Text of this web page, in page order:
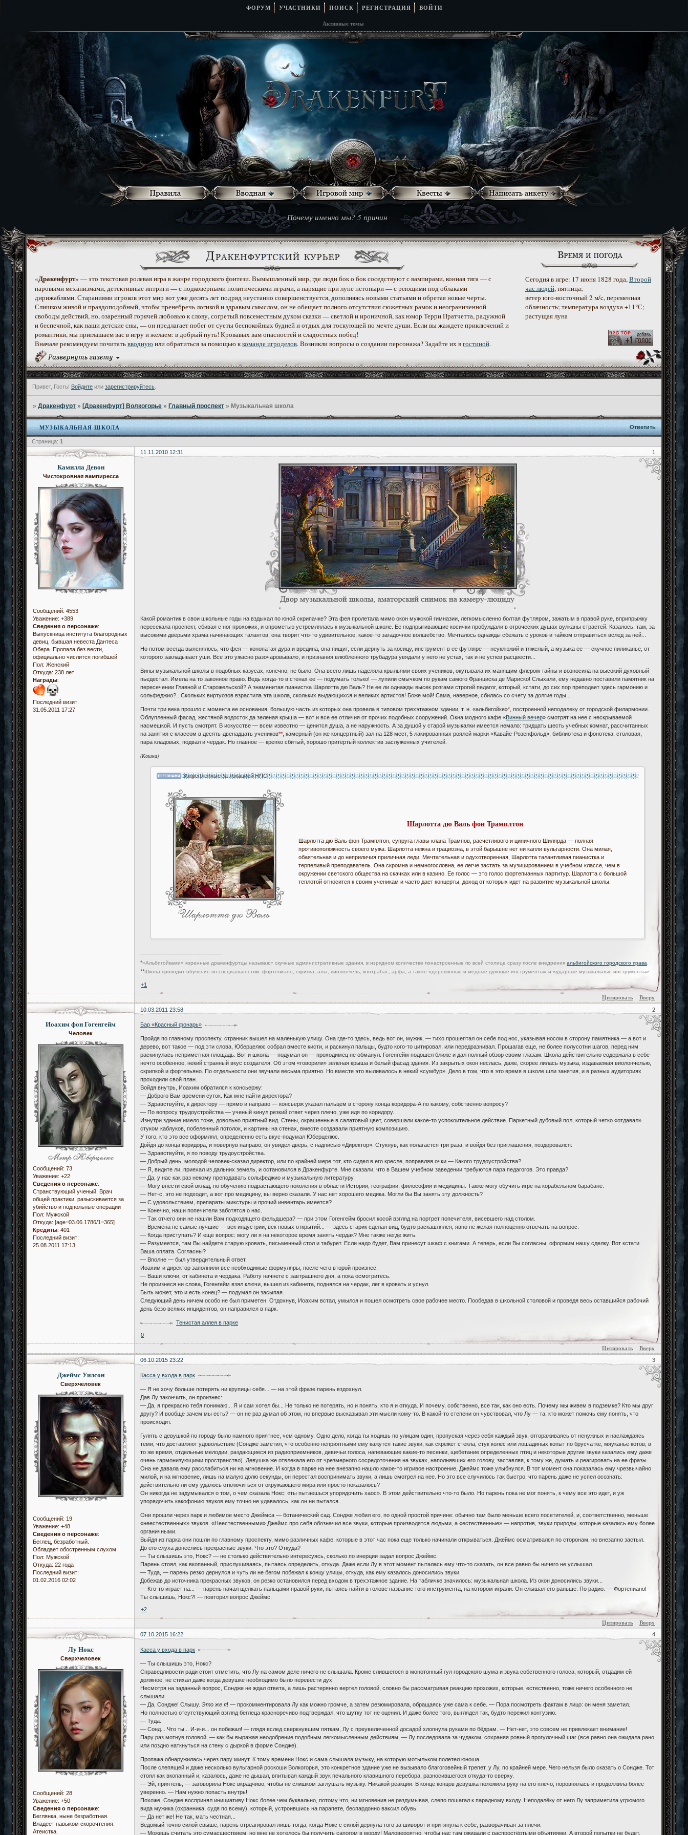
ФОРУМ УЧАСТНИКИ ПОИСК РЕГИСТРАЦИЯ
ВОЙТИ
Активные темы
Почему именно мы? 5 причин
«Дракенфурт» — это текстовая ролевая игра в жанре городского фэнтези. Вымышленный мир, где люди бок о бок соседствуют с вампирами, конная тяга — с
паровыми механизмами, детективные интриги — с подковерными политическими играми, а парящие при луне нетопыри — с реющими под облаками
дирижаблями. Стараниями игроков этот мир вот уже десять лет подряд неустанно совершенствуется, дополняясь новыми статьями и обретая новые черты.
Слишком живой и правдоподобный, чтобы пренебречь логикой и здравым смыслом, он не обещает полного отсутствия сюжетных рамок и неограниченной
свободы действий, но, озаренный горячей любовью к слову, согретый повсеместным духом сказки — светлой и ироничной, как юмор Терри Пратчетта, радужной
и беспечной, как наши детские сны, — он предлагает побег от суеты беспокойных будней и отдых для тоскующей по мечте души. Если вы жаждете приключений и
романтики, мы приглашаем вас в игру и желаем: в добрый путь! Кровавых вам опасностей и сладостных побед!
Вначале рекомендуем почитатьвводнуюили обратиться за помощью ккоманде игроделов. Возникли вопросы о создании персонажа? Задайте их вгостиной.
Сегодня в игре: 17 июня 1828 года,Второй
час людей, пятница;
ветер юго-восточный 2 м/c, переменная
облачность; температура воздуха +11°С;
растущая луна
Привет, Гость! Войдите или зарегистрируйтесь
»Дракенфурт » [Дракенфурт] Волкогорье » Главный проспект » Музыкальная школа
МУЗЫКАЛЬНАЯ ШКОЛА
Страница: 1
Ответить
1
11.11.2010 12:31
Камилла Девон
Чистокровная вампиресса
Сообщений: 4553
Уважение: +389
Сведения о персонаже:
Выпускница института благородных
девиц, бывшая невеста Дантеса
Обера. Пропала без вести,
официально числится погибшей
Пол: Женский
Откуда: 238 лет
Награды:
Последний визит:
31.05.2011 17:27
Какой романтик в свои школьные годы на вздыхал по юной скрипачке? Эта фея пролетала мимо окон мужской гимназии, легкомысленно болтая футляром, зажатым в правой руке, вприпрыжку
пересекала проспект, сбивая с ног прохожих, и опрометью устремлялась к музыкальной школе. Ее подпрыгивающие косички пробуждали в отроческих душах вулканы страстей. Казалось, там, за
высокими дверьми храма начинающих талантов, она творит что-то удивительное, какое-то загадочное волшебство. Мечталось однажды сбежать с уроков и тайком отправиться вслед за ней...
Но потом всегда выяснялось, что фея — конопатая дура и вредина, она пищит, если дернуть за косицу, инструмент в ее футляре — неуклюжий и тяжелый, а музыка ее — скучное пиликанье, от
которого закладывает уши. Все это ужасно разочаровывало, и признания влюбленного трубадура увядали у него не устах, так и не успев расцвести...
Вины музыкальной школы в подобных казусах, конечно, не было. Она всего лишь наделяла крыльями своих учеников, окутывала их манящим флером тайны и возносила на высокий духовный
пьедестал. Имела на то законное право. Ведь когда-то в стенах ее — подумать только! — лупили смычком по рукам самого Франциска де Мариско! Слыхали, ему недавно поставили памятник на
пересечении Главной и Старожельской? А знаменитая пианистка Шарлотта дю Валь? Не ее ли однажды высек розгами строгий педагог, который, кстати, до сих пор преподает здесь гармонию и
сольфеджио?.. Скольких виртуозов взрастила эта школа, скольких выдающихся и великих артистов! Боже мой! Сама, наверное, сбилась со счету за долгие годы...
Почти три века прошло с момента ее основания, большую часть из которых она провела в типовом трехэтажном здании, т. н. «альбигойке»* , построенной неподалеку от городской филармонии.
Облупленный фасад, жестяной водосток да зеленая крыша — вот и все ее отличия от прочих подобных сооружений. Окна модного кафе «Винный вечер» смотрят на нее с нескрываемой
насмешкой. И пусть смотрят. В искусстве — всем известно — ценится душа, а не наружность. А за душой у старой музыкалки имеется немало: тридцать шесть учебных комнат, рассчитанных
на занятия с классом в десять-двенадцать учеников** , камерный (он же концертный) зал на 128 мест, 5 лакированных роялей марки «Кавайе-Розенфольд», библиотека и фонотека, столовая,
пара кладовых, подвал и чердак. Но главное — крепко сбитый, хорошо притертый коллектив заслуженных учителей.
(Кошка)
Закрепленные за локацией НПС
Шарлотта дю Валь фон Трамплтон
Шарлотта дю Валь фон Трамплтон, супруга главы клана Трампов, расчетливого и циничного Шилярда — полная
противоположность своего мужа. Шарлотта нежна и грациозна, в этой барышне нет ни капли вульгарности. Она милая,
обаятельная и до неприличия приличная леди. Мечтательная и одухотворенная, Шарлотта талантливая пианистка и
терпеливый преподаватель. Она скромна и немногословна, ее легче застать за музицированием в учебном классе, чем в
окружении светского общества на скачках или в казино. Ее голос — это голос фортепианных партитур. Шарлотта с большой
теплотой относится к своим ученикам и часто дает концерты, доход от которых идет на развитие музыкальной школы.
-----------------------------------------------------
*«Альбигойками» коренные дракенфуртцы называют скучные административные здания, в изрядном количестве понастроенные по всей столице сразу после внедрения альбигойского городского права
**Школа проводит обучение по специальностям: фортепиано, скрипка, альт, виолончель, контрабас, арфа, а также «деревянные и медные духовые инструменты» и «ударные музыкальные инструменты».
+1
Цитировать Вверх
2
10.03.2011 23:58
Иоахим фон Гогенгейм
Человек
Сообщений: 73
Уважение: +22
Сведения о персонаже:
Странствующий ученый. Врач
общей практики, разыскивается за
убийство и подпольные операции
Пол: Мужской
Откуда: [age=03.06.1786/1=365]
Кредиты: 401
Последний визит:
25.08.2011 17:13
Бар «Красный фонарь»
Пройдя по главному проспекту, странник вышел на маленькую улицу. Она где-то здесь, ведь вот он, мужик, — тихо прошептал он себе под нос, указывая носом в сторону памятника — а вот и
дерево, вот такое — под эти слова, Юберцелюс собрал вместе кисти, и раскинул пальцы, будто кого-то цитировал, или передразнивал. Прошагав еще, не более полусотни шагов, перед ним
раскинулась неприметная площадь. Вот и школа — подумал он — проходимец не обманул. Гогенгейм подошел ближе и дал полный обзор своим глазам. Школа действительно содержала в себе
нечто особенное, некий странный вкус создателя. Об этом «говорили» зеленая крыша и белый фасад здания. Из закрытых окон неслась, даже, скорее лилась музыка, издаваемая виолончелью,
скрипкой и фортепьяно. По отдельности они звучали весьма приятно. Но вместе это выливалось в некий «сумбур». Дело в том, что в это время в школе шли занятия, и в разных аудиториях
проходили свой план.
Войдя внутрь, Иоахим обратился к консьержу:
— Доброго Вам времени суток. Как мне найти директора?
— Здравствуйте, к директору — прямо и направо — консьерж указал пальцем в сторону конца коридора-А по какому, собственно вопросу?
— По вопросу трудоустройства — ученый кинул резкий ответ через плечо, уже идя по коридору.
Изнутри здание имело тоже, довольно приятный вид. Стены, окрашенные в салатовый цвет, совершали какое-то успокоительное действие. Паркетный дубовый пол, который четко «отдавал»
стуком каблуков, побеленный потолок, и картины на стенах, вместе создавали приятную композицию.
У того, кто это все оформлял, определенно есть вкус-подумал Юберцелюс.
Дойдя до конца коридора, и повернув направо, он увидел дверь, с надписью «Директор». Стукнув, как полагается три раза, и войдя без приглашения, поздоровался:
— Здравствуйте, я по поводу трудоустройства.
— Добрый день, молодой человек-сказал директор, или по крайней мере тот, кто сидел в его кресле, поправляя очки — Какого трудоустройства?
— Я, видите ли, приехал из дальних земель, и остановился в Дракенфурте. Мне сказали, что в Вашем учебном заведении требуются пара педагогов. Это правда?
— Да, у нас как раз некому преподавать сольфеджио и музыкальную литературу.
— Могу внести свой вклад, по обучению подрастающего поколения в области Истории, географии, философии и медицины. Также могу обучить игре на корабельном барабане.
— Нет-с, это не подходит, а вот про медицину, вы верно сказали. У нас нет хорошего медика. Могли бы Вы занять эту должность?
— С удовольствием, препараты микстуры и прочий инвентарь имеется?
— Конечно, наши попечители заботятся о нас.
— Так отчего они не нашли Вам подходящего фельдшера? — при этом Гогенгейм бросил косой взгляд на портрет попечителя, висевшего над столом.
— Времена не самые лучшие — век индустрии, век новых открытий... — здесь старик сделал вид, будто раскашлялся, явно не желая полноценно отвечать на вопрос.
— Когда приступать? И еще вопрос: могу ли я на некоторое время занять чердак? Мне также негде жить.
— Разумеется, там Вы найдете старую кровать, письменный стол и табурет. Если надо будет, Вам принесут шкаф с книгами. А теперь, если Вы согласны, оформим нашу сделку. Вот кстати
Ваша оплата. Согласны?
— Вполне — был утвердительный ответ.
Иоахим и директор заполнили все необходимые формуляры, после чего второй произнес:
— Ваши ключи, от кабинета и чердака. Работу начнете с завтрашнего дня, а пока осмотритесь.
Не произнеся ни слова, Гогенгейм взял ключи, вышел из кабинета, поднялся на чердак, лег в кровать и уснул.
Быть может, это и есть конец? — подумал он засыпая.
Следующий день ничем особо не был приметен. Отдохнув, Иоахим встал, умылся и пошел осмотреть свое рабочее место. Пообедав в школьной столовой и проведя весь оставшийся рабочий
день безо всяких инцидентов, он направился в парк.
Тенистая аллея в парке
0
Цитировать Вверх
3
06.10.2015 23:22
Джеймс Уилсон
Сверхчеловек
Сообщений: 19
Уважение: +48
Сведения о персонаже:
Беглец, безработный.
Обладает обостренным слухом.
Пол: Мужской
Откуда: 22 года
Последний визит:
01.02.2016 02:02
Касса у входа в парк
— Я не хочу больше потерять ни крупицы себя... — на этой фразе парень вздохнул.
Дав Лу закончить, он произнес:
— Да, я прекрасно тебя понимаю... Я и сам хотел бы... Не только не потерять, но и понять, кто я и откуда. И почему, собственно, все так, как оно есть. Почему мы живем в подземке? Кто мы друг
другу? И вообще зачем мы есть? — он не раз думал об этом, но впервые высказывал эти мысли кому-то. В какой-то степени он чувствовал, что Лу — та, кто может помочь ему понять, что
происходит.
Гулять с девушкой по городу было намного приятнее, чем одному. Одно дело, когда ты ходишь по улицам один, пропуская через себя каждый звук, отгораживаясь от ненужных и наслаждаясь
теми, что доставляют удовольствие (Сондже заметил, что особенно неприятными ему кажутся такие звуки, как скрежет стекла, стук колес или лошадиных копыт по брусчатке, мяуканье котов; в
то же время, отдельные мелодии, раздающиеся из радиоприемников, девичьи голоса, напевающие какие-то песенки, щебетание определенных птиц и некоторые другие звуки казались ему даже
очень гармонизующими пространство). Девушка же отвлекала его от чрезмерного сосредоточения на звуках, наполнявших его голову, заставляя, к тому же, думать и реагировать на ее фразы.
Она не давала ему расслабиться ни на мгновение. И когда в парке на нее внезапно нашло какое-то игривое настроение, Джеймс тоже улыбнулся. В тот момент она показалась ему чрезвычайно
милой, и на мгновение, лишь на малую долю секунды, он перестал воспринимать звуки, а лишь смотрел на нее. Но это все случилось так быстро, что парень даже не успел осознать:
действительно ли ему удалось отключиться от окружающего мира или просто показалось?
Он никогда не задумывался о том, о чем сказала Нокс: «ты пытаешься упорядочить хаос». В этом действительно что-то было. Но парень пока не мог понять, к чему все это идет, и уж
упорядочить какофонию звуков ему точно не удавалось, как он ни пытался.
Они прошли через парк и любимое место Джеймса — ботанический сад. Сондже любил его, по одной простой причине: обычно там было меньше всего посетителей, и, соответственно, меньше
«неестественных» звуков. «Неестественными» Джеймс про себя обозначил все звуки, которые производятся людьми, а «естественные» — напротив, звуки природы, которые казались ему более
органичными.
Выйдя из парка они пошли по главному проспекту, мимо различных кафе, которые в этот час пока еще только начинали открываться. Джеймс осматривался по сторонам, но внезапно застыл.
До его слуха донеслись прекрасные звуки. Что это? Откуда?
— Ты слышишь это, Нокс? — не столько действительно интересуясь, сколько по инерции задал вопрос Джеймс.
Парень стоял, как вкопанный, прислушиваясь, пытаясь определить, откуда. Даже если Лу в этот момент пыталась ему что-то сказать, он все равно бы ничего не услышал.
— Туда, — парень резко дернулся и чуть ли не бегом побежал к концу улицы, откуда, как ему казалось доносились звуки.
Добежав до источника прекрасных звуков, он резко остановился перед входом в трехэтажное здание. На табличке значилось: музыкальная школа. Из окон доносились звуки...
— Кто-то играет на... — парень начал щелкать пальцами правой руки, пытаясь найти в голове название того инструмента, на котором играли. Он слышал его раньше. По радио. — Фортепиано!
Ты слышишь, Нокс?! — повторил вопрос Джеймс.
+2
Цитировать Вверх
4
07.10.2015 16:22
Лу Нокс
Сверхчеловек
Сообщений: 28
Уважение: +50
Сведения о персонаже:
Беглянка, ныне безработная.
Владеет навыком скорочтения.
Атеистка.
Касса у входа в парк
— Ты слышишь это, Нокс?
Справедливости ради стоит отметить, что Лу на самом деле ничего не слышала. Кроме слившегося в монотонный гул городского шума и звука собственного голоса, который, отдадим ей
должное, не стихал даже когда девушке необходимо было перевести дух.
Несмотря на заданный вопрос, Сондже не ждал ответа, а лишь растерянно вертел головой, словно бы рассматривая реакцию прохожих, которые, естественно, тоже ничего особенного не
слышали.
— Да, Сондже! Слышу.Это же я! — прокомментировала Лу как можно громче, а затем резюмировала, обращаясь уже сама к себе. — Пора посмотреть фактам в лицо: он меня заметил.
Но полностью отсутствующий взгляд беглеца красноречиво подтверждал, что шутку тот не оценил. И даже более того, выглядел так, будто пережил контузию.
— Туда.
— Сонд... Что ты... И-и-и... он побежал! — глядя вслед сверкнувшим пяткам, Лу с преувеличенной досадой хлопнула руками по бёдрам. — Нет-нет, это совсем не привлекает внимание!
Пару раз мотнув головой, — как бы выражая неодобрение подобным легкомысленным действиям, — Лу последовала за чудаком, сохраняя ровный прогулочный шаг (все равно она ожидала рано
или поздно наткнуться на стену с дыркой в форме Сондже).
Пропажа обнаружилась через пару минут. К тому времени Нокс и сама слышала музыку, на которую мотыльком полетел юноша.
После слепящей и даже несколько вульгарной роскоши Волкогорья, это конкретное здание уже не вызывало благоговейный трепет, у Лу, по крайней мере. Чего нельзя было сказать о Сондже. Тот
стоял как вкопанный и, казалось, даже не дышал, впитывая каждый звук печального клавишного перебора, разносившегося откуда-то сверху.
— Эй, приятель, — заговорила Нокс вкрадчиво, чтобы не слишком заглушать музыку. Никакой реакции. В конце концов девушка положила руку на его плечо, поровнялась и продолжила более
уверенно. — Нам нужно попасть внутрь!
Похоже, Сондже воспринял инициативу Нокс более чем буквально, потому что, ни мгновения не раздумывая, слепо пошагал к парадному входу. Неподалёку от него Лу заприметила угрюмого
вида мужика (охранника, судя по всему), который, устроившись на парапете, беспардонно ваксил обувь.
— Да нет же! Не так, мать честная...
Ведомый точно силой свыше, парень отреагировал лишь тогда, когда Нокс с силой дернула того за шиворот и притянула к себе, разворачивая за плечи.
— Можешь считать это сумасшествием, но мне не хотелось бы получить сапогом в морду! Маловероятно, чтобы нас там ожидали с распростёртыми объятиями. А второй попытки не будет.